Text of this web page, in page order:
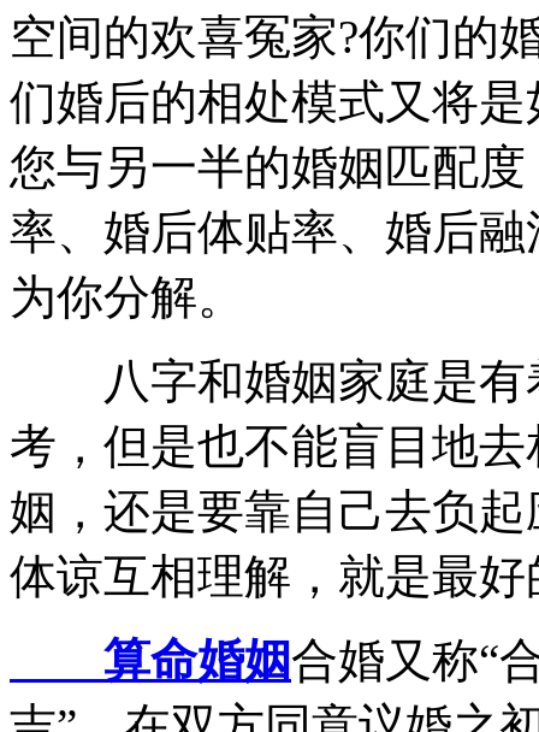
空间的欢喜冤家?你们的
们婚后的相处模式又将
您与另一半的婚姻匹配
率、婚后体贴率、婚后
为你分解。
八字和婚姻家庭是有
考，但是也不能盲目地
姻，还是要靠自己去负
体谅互相理解，就是最
算命婚姻合婚又称“